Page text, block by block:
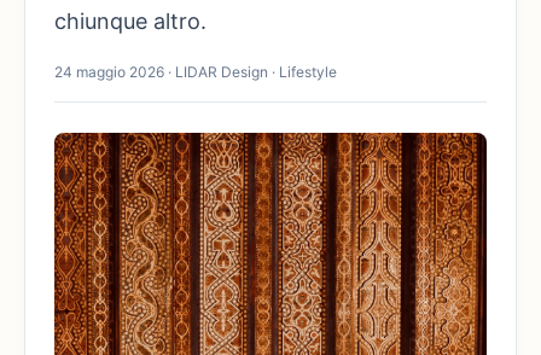
chiunque altro.
24 maggio 2026 · LIDAR Design · Lifestyle